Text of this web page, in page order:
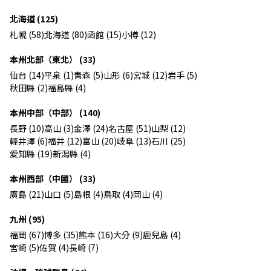
北海道 (125)
札幌 (58)北海道 (80)函館 (15)小樽 (12)
本州北部（東北） (33)
仙台 (14)平泉 (1)青森 (5)山形 (6)宮城 (12)岩手 (5)
秋田縣 (2)福島縣 (4)
本州中部（中部） (140)
長野 (10)高山 (3)金澤 (24)名古屋 (51)山梨 (12)
輕井澤 (6)福井 (12)富山 (20)岐阜 (13)石川 (25)
愛知縣 (19)新潟縣 (4)
本州西部（中國） (33)
廣島 (21)山口 (5)島根 (4)鳥取 (4)岡山 (4)
九州 (95)
福岡 (67)博多 (35)熊本 (16)大分 (9)鹿兒島 (4)
宮崎 (5)佐賀 (4)長崎 (7)